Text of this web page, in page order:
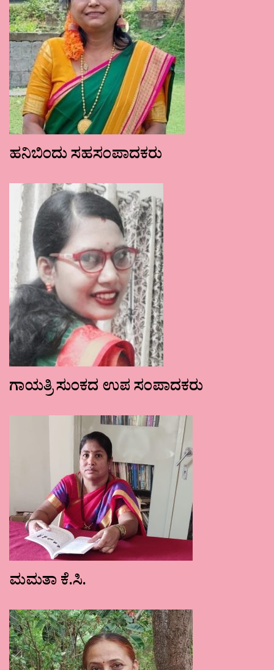
ಹನಿಬಿಂದು ಸಹಸಂಪಾದಕರು
ಗಾಯತ್ರಿ ಸುಂಕದ ಉಪ ಸಂಪಾದಕರು
ಮಮತಾ ಕೆ.ಸಿ.